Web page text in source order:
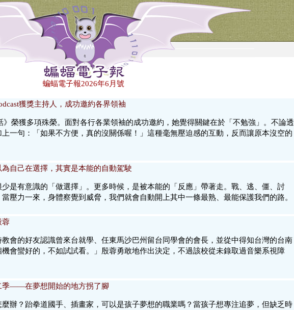
蝙蝠電子報2026年6月號
獲獎主持人，成功邀約各界領袖
》榮獲多項殊榮。面對各行各業領袖的成功邀約，她覺得關鍵在於「不勉強」。不論透
一句：「如果不方便，真的沒關係喔！」這種毫無壓迫感的互動，反而讓原本沒空的
自己在選擇，其實是本能的自動駕駛
是有意識的「做選擇」。更多時候，是被本能的「反應」帶著走。戰、逃、僵、討
壓力一來，身體察覺到威脅，我們就會自動開上其中一條最熟、最能保護我們的路。
蓉
會的好友認識曾來台就學、任東馬沙巴州留台同學會的會長，並從中得知台灣的台南
會蠻好的，不如試試看。」殷蓉勇敢地作出決定，不過該校從未錄取過音樂系視障
季——在夢想開始的地方拐了腳
辦？跆拳道國手、插畫家，可以是孩子夢想的職業嗎？當孩子想專注追夢，但缺乏時